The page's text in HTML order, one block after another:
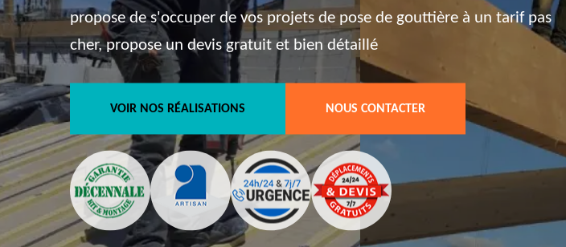
propose de s'occuper de vos projets de pose de gouttière à un tarif pas
cher, propose un devis gratuit et bien détaillé
VOIR NOS RÉALISATIONS NOUS CONTACTER